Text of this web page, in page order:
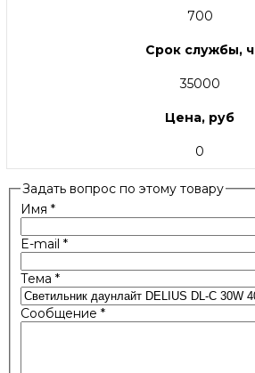
700
Срок службы, ч
35000
Цена, руб
0
Задать вопрос по этому товару
Имя *
E-mail *
Тема *
Сообщение *